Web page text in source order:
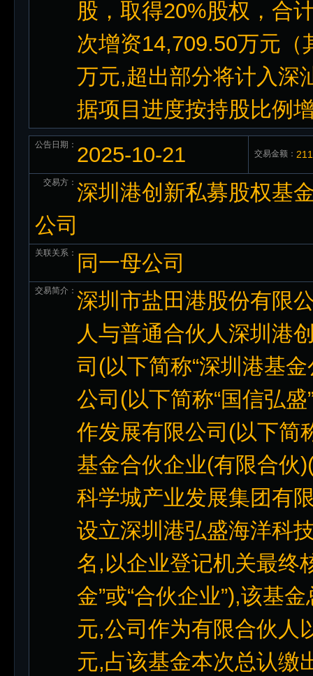
股，取得20%股权，合
次增资14,709.50万元（
万元,超出部分将计入深
据项目进度按持股比例
公告日期： 2025-10-21 交易金额：
交易方： 深圳港创新私募股权基
公司
关联关系： 同一母公司
交易简介： 深圳市盐田港股份有限
人与普通合伙人深圳港
司(以下简称“深圳港基
公司(以下简称“国信弘
作发展有限公司(以下简
基金合伙企业(有限合伙
科学城产业发展集团有
设立深圳港弘盛海洋科
名,以企业登记机关最终
金”或“合伙企业”),该基
元,公司作为有限合伙人
元,占该基金本次总认缴